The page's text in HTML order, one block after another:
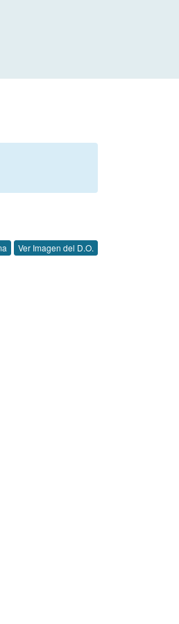
Ver Imagen del D.O.